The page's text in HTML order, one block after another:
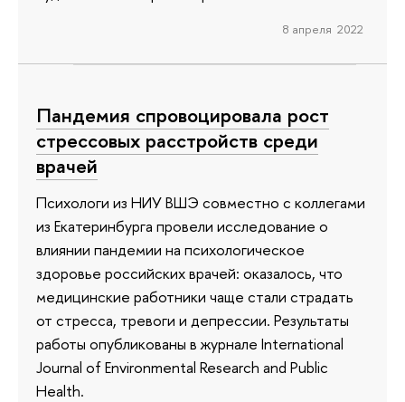
8 апреля 2022
Пандемия спровоцировала рост
стрессовых расстройств среди
врачей
Психологи из НИУ ВШЭ совместно с коллегами
из Екатеринбурга провели исследование о
влиянии пандемии на психологическое
здоровье российских врачей: оказалось, что
медицинские работники чаще стали страдать
от стресса, тревоги и депрессии. Результаты
работы опубликованы в журнале International
Journal of Environmental Research and Public
Health.